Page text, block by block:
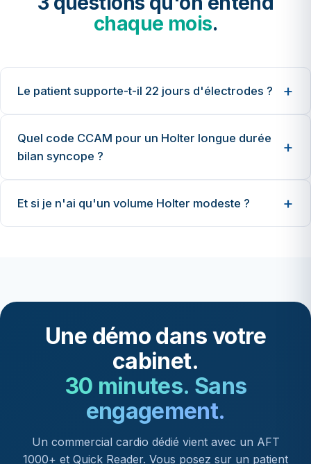
chaque mois.
Le patient supporte-t-il 22 jours d'électrodes ?
Quel code CCAM pour un Holter longue durée
bilan syncope ?
Et si je n'ai qu'un volume Holter modeste ?
Une démo dans votre
cabinet.
30 minutes. Sans
engagement.
Un commercial cardio dédié vient avec un AFT
1000+ et Quick Reader. Vous posez sur un patient